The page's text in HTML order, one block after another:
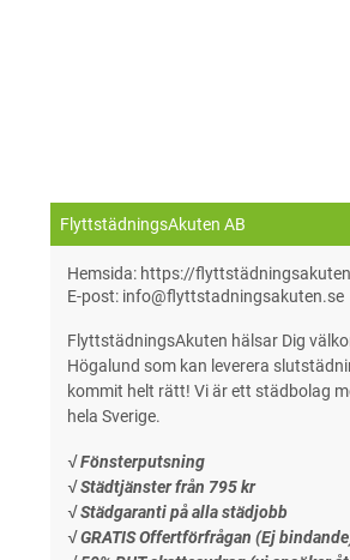
FlyttstädningsAkuten AB
Hemsida: https://
E-post: info@flyttstadningsakuten.se
FlyttstädningsAkuten hälsar Dig
Högalund som kan leverera
kommit helt rätt! Vi är ett städbolag
hela Sverige.
√ Fönsterputsning
√ Städtjänster från 795 kr
√ Städgaranti på alla städjobb
√ GRATIS Offertförfrågan (Ej